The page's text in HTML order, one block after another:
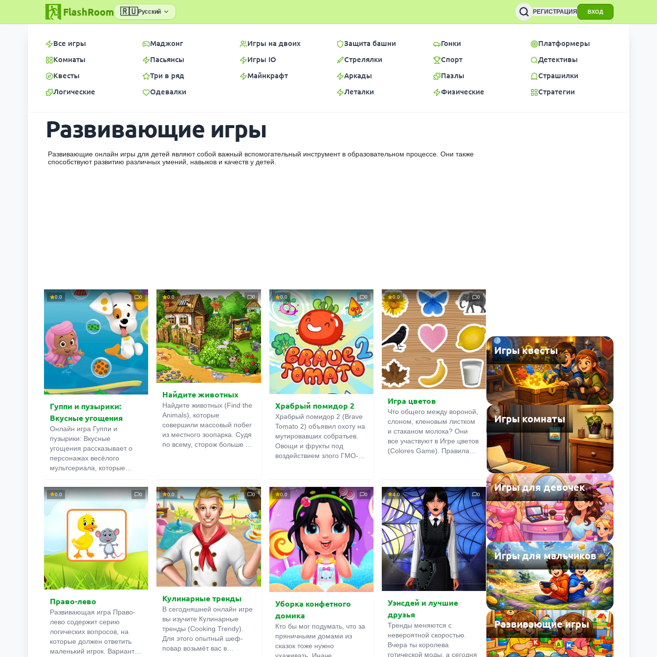
FlashRoom 🇷🇺Русский РЕГИСТРАЦИЯ ВХОД
Все игры
Комнаты
Квесты
Логические
Маджонг
Пасьянсы
Три в ряд
Одевалки
Игры на двоих
Игры IO
Майнкрафт
Защита башни
Стрелялки
Аркады
Леталки
Гонки
Спорт
Пазлы
Физические
Платформеры
Детективы
Страшилки
Стратегии
Развивающие игры
Развивающие онлайн игры для детей являют собой важный вспомогательный инструмент в образовательном процессе. Они также
способствуют развитию различных умений, навыков и качеств у детей.
0.0 0
Гуппи и пузырики:
Вкусные угощения
Онлайн игра Гуппи и
пузырики: Вкусные
угощения рассказывает о
персонажах весёлого
мультсериала, которые
Бабблтаки. Озорной
щеночек Пузырёк
проголодался, и требует его
покормить. Девочка Молли
соглашается, но просит у
нас помощи. На каждом
уровне нужно собирать
вкусняшки определённого
цвета и формы, а также
съедобные косточки.
0.0 0
Найдите животных
Найдите животных (Find the
Animals), которые
совершили массовый побег
из местного зоопарка. Судя
по всему, сторож больше не
обезьян. Вам поручили
вернуть беглецов домой,
пока они не пострадали.
Будьте внимательны, ведь
некоторые зверушки умеют
маскироваться. Удачи!
0.0 0
Храбрый помидор 2
Храбрый помидор 2 (Brave
Tomato 2) объявил охоту на
мутировавших собратьев.
Овощи и фрукты под
воздействием злого ГМО-
их от страданий. Зажмите
левую кнопку мыши, чтобы
задать направление и силу
рывка, а потом отпустите –
томатный мститель должен
избавиться от всех врагов в
лаборатории.
0.0 0
Игра цветов
Что общего между вороной,
слоном, кленовым листком
и стаканом молока? Они
все участвуют в Игре цветов
(Colores Game). Правила
На выбор даётся девять
вариантов. Среди них есть и
животные, и шахматные
фигуры, и овощи с
фруктами. Все
разноцветные, красочные,
ждут своего часа.
0.0 0
Право-лево
Развивающая игра Право-
лево содержит серию
логических вопросов, на
которые должен ответить
маленький игрок. Варианты
0.0 0
Кулинарные тренды
В сегодняшней онлайн игре
вы изучите Кулинарные
тренды (Cooking Trendy).
Для этого опытный шеф-
повар возьмёт вас в
0.0 0
Уборка конфетного
домика
Кто бы мог подумать, что за
пряничными домами из
сказок тоже нужно
4.0 0
Уэнсдей и лучшие
друзья
Тренды меняются с
невероятной скоростью.
Вчера ты королева
готической моды, а сегодня
Игры квесты
Игры комнаты
Игры для девочек
Игры для мальчиков
Развивающие игры